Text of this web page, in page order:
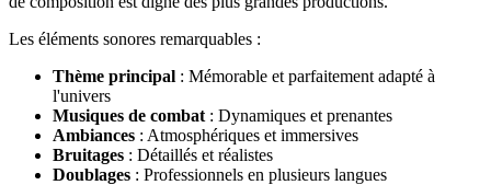
Les éléments sonores remarquables :
Thème principal : Mémorable et parfaitement adapté à
l'univers
Musiques de combat : Dynamiques et prenantes
Ambiances : Atmosphériques et immersives
Bruitages : Détaillés et réalistes
Doublages : Professionnels en plusieurs langues